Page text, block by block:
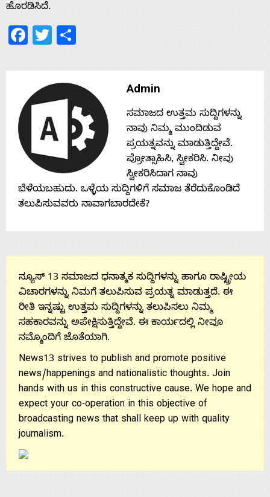
About
Advertise
With
Us
ಹೊರಡಿಸಿದೆ.
Facebook
Twitter
Admin
ಸಮಾಜದ ಉತ್ತಮ ಸುದ್ದಿಗಳನ್ನು
ನಾವು ನಿಮ್ಮ ಮುಂದಿಡುವ
ಪ್ರಯತ್ನವನ್ನು ಮಾಡುತ್ತಿದ್ದೇವೆ.
ಪ್ರೋತ್ಸಾಹಿಸಿ, ಸ್ವೀಕರಿಸಿ. ನೀವು
ಸ್ವೀಕರಿಸಿದಾಗ ನಾವು
ಬೆಳೆಯಬಹುದು. ಒಳ್ಳೆಯ ಸುದ್ದಿಗಳಿಗೆ ಸಮಾಜ ತೆರೆದುಕೊಂಡಿದೆ
ತಲುಪಿಸುವವರು ನಾವಾಗಬಾರದೇಕೆ?
ನ್ಯೂಸ್ 13 ಸಮಾಜದ ಧನಾತ್ಮಕ ಸುದ್ದಿಗಳನ್ನು ಹಾಗೂ ರಾಷ್ಟ್ರೀಯ
ವಿಚಾರಗಳನ್ನು ನಿಮಗೆ ತಲುಪಿಸುವ ಪ್ರಯತ್ನ ಮಾಡುತ್ತದೆ. ಈ
ರೀತಿ ಇನ್ನಷ್ಟು ಉತ್ತಮ ಸುದ್ದಿಗಳನ್ನು ತಲುಪಿಸಲು ನಿಮ್ಮ
ಸಹಕಾರವನ್ನು ಅಪೇಕ್ಷಿಸುತ್ತಿದ್ದೇವೆ. ಈ ಕಾರ್ಯದಲ್ಲಿ ನೀವೂ
ನಮ್ಮೊಂದಿಗೆ ಜೊತೆಯಾಗಿ.
News13 strives to publish and promote positive
news/happenings and nationalistic thoughts. Join
hands with us in this constructive cause. We hope and
expect your co-operation in this objective of
broadcasting news that shall keep up with quality
journalism.